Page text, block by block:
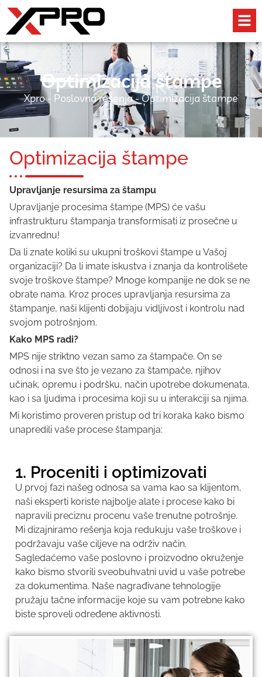
Optimizacija štampe
Xpro- Poslovna rešenja-Optimizacija štampe
Optimizacija štampe
Upravljanje resursima za štampu
Upravljanje procesima štampe (MPS) će vašu
infrastrukturu štampanja transformisati iz prosečne u
izvanrednu!
Da li znate koliki su ukupni troškovi štampe u Vašoj
organizaciji? Da li imate iskustva i znanja da kontrolišete
svoje troškove štampe? Mnoge kompanije ne dok se ne
obrate nama. Kroz proces upravljanja resursima za
štampanje, naši klijenti dobijaju vidljivost i kontrolu nad
svojom potrošnjom.
Kako MPS radi?
MPS nije striktno vezan samo za štampače. On se
odnosi i na sve što je vezano za štampače, njihov
učinak, opremu i podršku, način upotrebe dokumenata,
kao i sa ljudima i procesima koji su u interakciji sa njima.
Mi koristimo proveren pristup od tri koraka kako bismo
unapredili vaše procese štampanja:
1. Proceniti i optimizovati
U prvoj fazi našeg odnosa sa vama kao sa klijentom,
naši eksperti koriste najbolje alate i procese kako bi
napravili preciznu procenu vaše trenutne potrošnje.
Mi dizajniramo rešenja koja redukuju vaše troškove i
podržavaju vaše ciljeve na održiv način.
Sagledaćemo vaše poslovno i proizvodno okruženje
kako bismo stvorili sveobuhvatni uvid u vaše potrebe
za dokumentima. Naše nagrađivane tehnologije
pružaju tačne informacije koje su vam potrebne kako
biste sproveli određene aktivnosti.